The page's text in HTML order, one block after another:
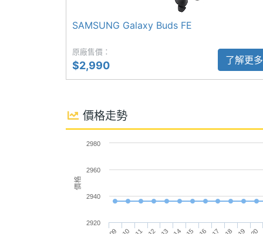
◎ 360 度空間音訊
◎ ANC 主動降噪、環境音模式、通話降噪
◎ IP54 防塵防水等級
◎ 搭配充電盒，可最長達 30 小時續航表
※本文為 SOGI 手機王版權所有，未經授權不得轉載使
手勢操作
左右耳同步傳輸
機體規格
機身長度 21.1 mm
SAMSUNG Galaxy Buds FE
原廠售價：
$2,990 了解更多
價格走勢
價格
2940
2960
2920
2980